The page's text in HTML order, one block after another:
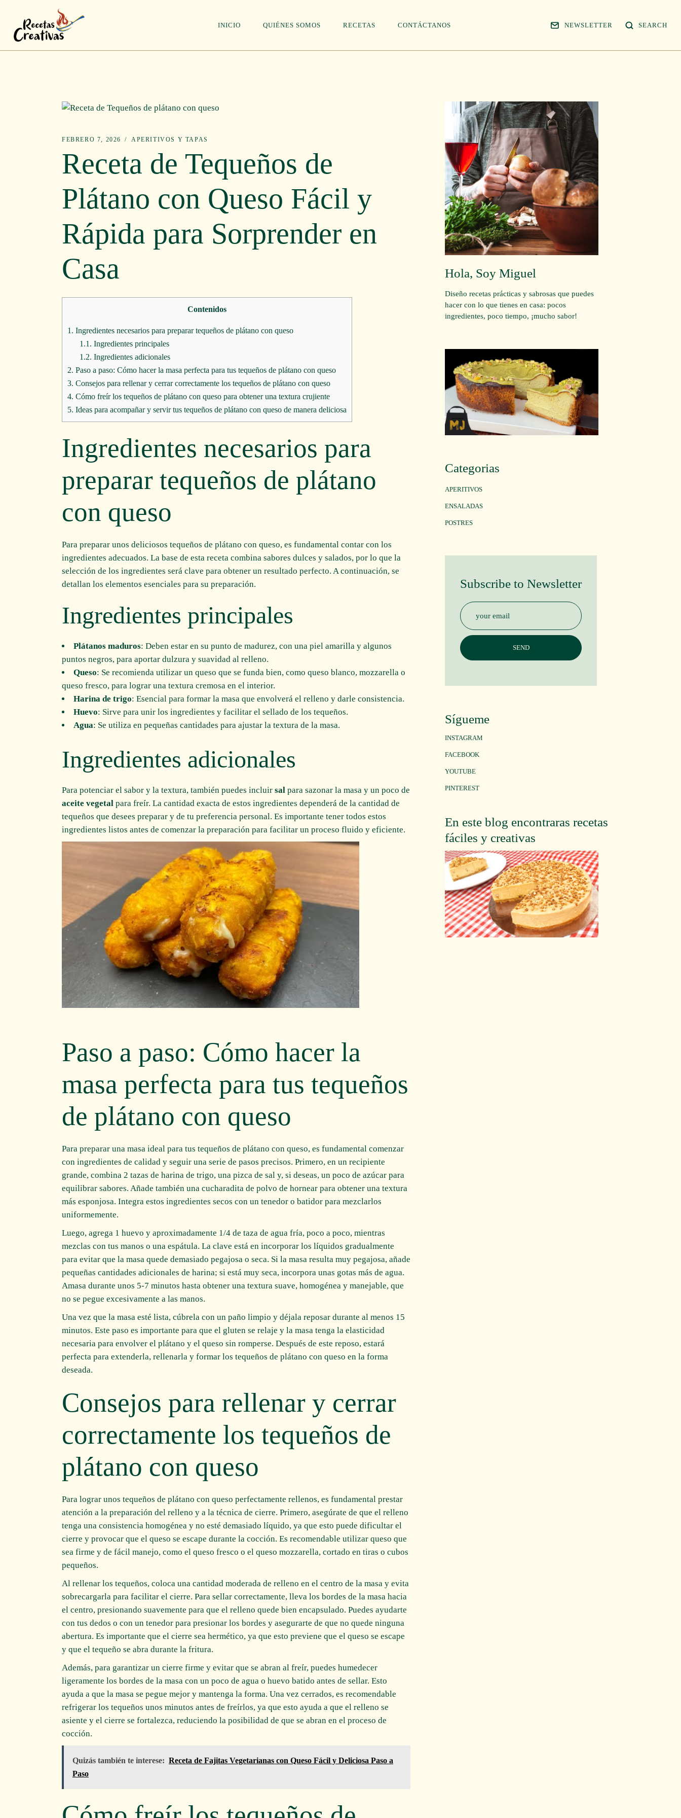
contenido
INICIO QUIÉNES SOMOS RECETAS CONTÁCTANOS NEWSLETTER SEARCH
FEBRERO 7, 2026 APERITIVOS Y TAPAS
Receta de Tequeños de
Plátano con Queso Fácil y
Rápida para Sorprender en
Casa
Contenidos
1. Ingredientes necesarios para preparar tequeños de plátano con queso
1.1. Ingredientes principales
1.2. Ingredientes adicionales
2. Paso a paso: Cómo hacer la masa perfecta para tus tequeños de plátano con queso
3. Consejos para rellenar y cerrar correctamente los tequeños de plátano con queso
4. Cómo freír los tequeños de plátano con queso para obtener una textura crujiente
5. Ideas para acompañar y servir tus tequeños de plátano con queso de manera deliciosa
Ingredientes necesarios para
preparar tequeños de plátano
con queso
Para preparar unos deliciosos tequeños de plátano con queso, es fundamental contar con los
ingredientes adecuados. La base de esta receta combina sabores dulces y salados, por lo que la
selección de los ingredientes será clave para obtener un resultado perfecto. A continuación, se
detallan los elementos esenciales para su preparación.
Ingredientes principales
Plátanos maduros: Deben estar en su punto de madurez, con una piel amarilla y algunos
puntos negros, para aportar dulzura y suavidad al relleno.
Queso: Se recomienda utilizar un queso que se funda bien, como queso blanco, mozzarella o
queso fresco, para lograr una textura cremosa en el interior.
Harina de trigo: Esencial para formar la masa que envolverá el relleno y darle consistencia.
Huevo: Sirve para unir los ingredientes y facilitar el sellado de los tequeños.
Agua: Se utiliza en pequeñas cantidades para ajustar la textura de la masa.
Ingredientes adicionales
Para potenciar el sabor y la textura, también puedes incluir sal para sazonar la masa y un poco de
aceite vegetal para freír. La cantidad exacta de estos ingredientes dependerá de la cantidad de
tequeños que desees preparar y de tu preferencia personal. Es importante tener todos estos
ingredientes listos antes de comenzar la preparación para facilitar un proceso fluido y eficiente.
Paso a paso: Cómo hacer la
masa perfecta para tus tequeños
de plátano con queso
Para preparar una masa ideal para tus tequeños de plátano con queso, es fundamental comenzar
con ingredientes de calidad y seguir una serie de pasos precisos. Primero, en un recipiente
grande, combina 2 tazas de harina de trigo, una pizca de sal y, si deseas, un poco de azúcar para
equilibrar sabores. Añade también una cucharadita de polvo de hornear para obtener una textura
más esponjosa. Integra estos ingredientes secos con un tenedor o batidor para mezclarlos
uniformemente.
Luego, agrega 1 huevo y aproximadamente 1/4 de taza de agua fría, poco a poco, mientras
mezclas con tus manos o una espátula. La clave está en incorporar los líquidos gradualmente
para evitar que la masa quede demasiado pegajosa o seca. Si la masa resulta muy pegajosa, añade
pequeñas cantidades adicionales de harina; si está muy seca, incorpora unas gotas más de agua.
Amasa durante unos 5-7 minutos hasta obtener una textura suave, homogénea y manejable, que
no se pegue excesivamente a las manos.
Una vez que la masa esté lista, cúbrela con un paño limpio y déjala reposar durante al menos 15
minutos. Este paso es importante para que el gluten se relaje y la masa tenga la elasticidad
necesaria para envolver el plátano y el queso sin romperse. Después de este reposo, estará
perfecta para extenderla, rellenarla y formar los tequeños de plátano con queso en la forma
deseada.
Consejos para rellenar y cerrar
correctamente los tequeños de
plátano con queso
Para lograr unos tequeños de plátano con queso perfectamente rellenos, es fundamental prestar
atención a la preparación del relleno y a la técnica de cierre. Primero, asegúrate de que el relleno
tenga una consistencia homogénea y no esté demasiado líquido, ya que esto puede dificultar el
cierre y provocar que el queso se escape durante la cocción. Es recomendable utilizar queso que
sea firme y de fácil manejo, como el queso fresco o el queso mozzarella, cortado en tiras o cubos
pequeños.
Al rellenar los tequeños, coloca una cantidad moderada de relleno en el centro de la masa y evita
sobrecargarla para facilitar el cierre. Para sellar correctamente, lleva los bordes de la masa hacia
el centro, presionando suavemente para que el relleno quede bien encapsulado. Puedes ayudarte
con tus dedos o con un tenedor para presionar los bordes y asegurarte de que no quede ninguna
abertura. Es importante que el cierre sea hermético, ya que esto previene que el queso se escape
y que el tequeño se abra durante la fritura.
Además, para garantizar un cierre firme y evitar que se abran al freír, puedes humedecer
ligeramente los bordes de la masa con un poco de agua o huevo batido antes de sellar. Esto
ayuda a que la masa se pegue mejor y mantenga la forma. Una vez cerrados, es recomendable
refrigerar los tequeños unos minutos antes de freírlos, ya que esto ayuda a que el relleno se
asiente y el cierre se fortalezca, reduciendo la posibilidad de que se abran en el proceso de
cocción.
Quizás también te interese: Receta de Fajitas Vegetarianas con Queso Fácil y Deliciosa Paso a
Paso
Hola, Soy Miguel
Diseño recetas prácticas y sabrosas que puedes
hacer con lo que tienes en casa: pocos
ingredientes, poco tiempo, ¡mucho sabor!
Categorias
APERITIVOS
ENSALADAS
POSTRES
Subscribe to Newsletter
Sígueme
INSTAGRAM
FACEBOOK
YOUTUBE
PINTEREST
En este blog encontraras recetas
fáciles y creativas